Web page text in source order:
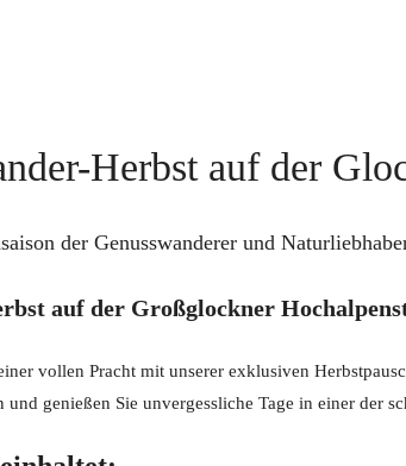
Herbst auf der
der Genusswanderer und
auf der Großglockner
vollen Pracht mit unserer exklusiven
genießen Sie unvergessliche Tage in einer der